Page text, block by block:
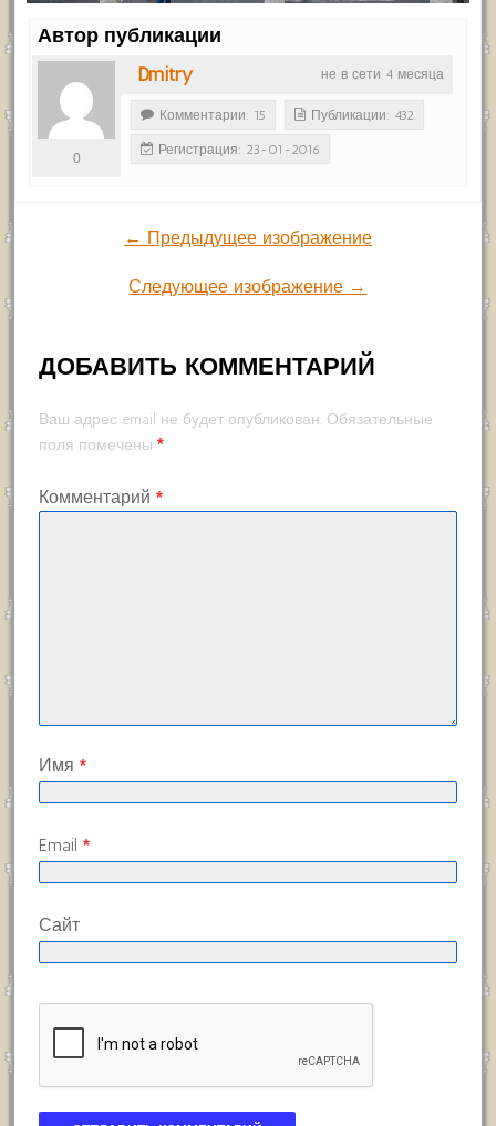
Автор публикации
не в сети 4 месяца
Dmitry
0
Комментарии: 15 Публикации: 432
Регистрация: 23-01-2016
← Предыдущее изображение
Следующее изображение →
ДОБАВИТЬ КОММЕНТАРИЙ
Ваш адрес email не будет опубликован. Обязательные
поля помечены *
Комментарий *
Имя *
Email *
Сайт